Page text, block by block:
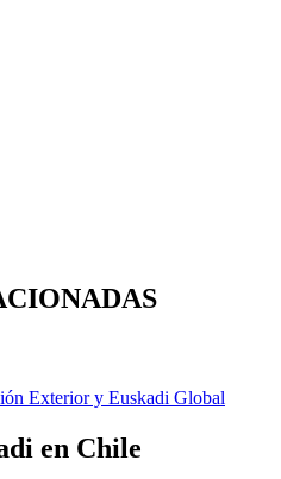
Exterior y Euskadi Global
en Chile